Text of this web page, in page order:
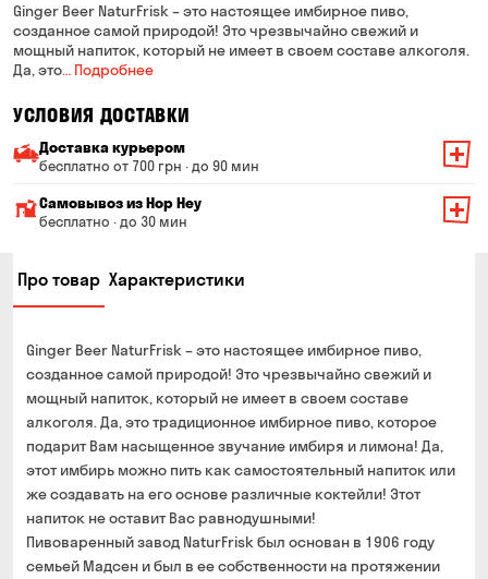
Ginger Beer NaturFrisk – это настоящее имбирное пиво,
созданное самой природой! Это чрезвычайно свежий и
мощный напиток, который не имеет в своем составе алкоголя.
Да, это… Подробнее
УСЛОВИЯ ДОСТАВКИ
Доставка курьером
бесплатно от 700 грн · до 90 мин
Минимальная сумма всего заказа — 200 грн
Стоимость доставки зависит от суммы всего заказа:
От 300 до 399 грн
От 700 грн бесплатно
Срок доставки — до 90 минут
*на время доставки могут влиять воздушные тревоги
Оплата:
наличными курьеру
банковской картой на сайте
Самовывоз из Hop Hey
бесплатно · до 30 мин
Время сборки заказа — до 30 мин
Можете без очереди забрать из магазина в удобное
Оплата:
наличными в магазине
банковской картой на сайте и в магазине
Про товар Характеристики
Ginger Beer NaturFrisk – это настоящее имбирное пиво,
созданное самой природой! Это чрезвычайно свежий и
мощный напиток, который не имеет в своем составе
алкоголя. Да, это традиционное имбирное пиво, которое
подарит Вам насыщенное звучание имбиря и лимона! Да,
этот имбирь можно пить как самостоятельный напиток или
же создавать на его основе различные коктейли! Этот
напиток не оставит Вас равнодушными!
Пивоваренный завод NaturFrisk был основан в 1906 году
семьей Мадсен и был в ее собственности на протяжении